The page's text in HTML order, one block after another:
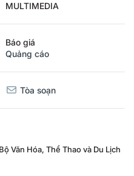
MULTIMEDIA
Báo giá
Quảng cáo
Tòa soạn
Văn Hóa, Thể Thao và Du Lịch